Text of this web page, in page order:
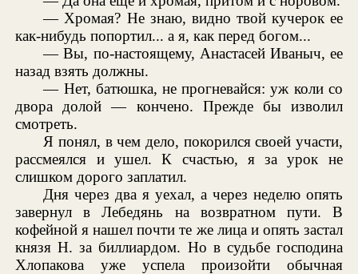
— Хромая? Не знаю, видно твой кучерок ее
как-нибудь попортил... а я, как перед богом...
— Вы, по-настоящему, Анастасей Иваныч, ее
назад взять должны.
— Нет, батюшка, не прогневайся: уж коли со
двора долой — кончено. Прежде бы изволил
смотреть.
Я понял, в чем дело, покорился своей участи,
рассмеялся и ушел. К счастью, я за урок не
слишком дорого заплатил.
Дня через два я уехал, а через неделю опять
завернул в Лебедянь на возвратном пути. В
кофейной я нашел почти те же лица и опять застал
князя Н. за биллиардом. Но в судьбе господина
Хлопакова уже успела произойти обычная